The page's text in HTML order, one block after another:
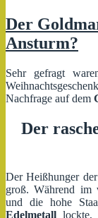
weiter
zu
sinken
Der
Ansturm?
Sehr gefragt
Nachfrage auf dem
Der
Der Heißhunger
groß. Während im
und die hohe
Edelmetall lockte,